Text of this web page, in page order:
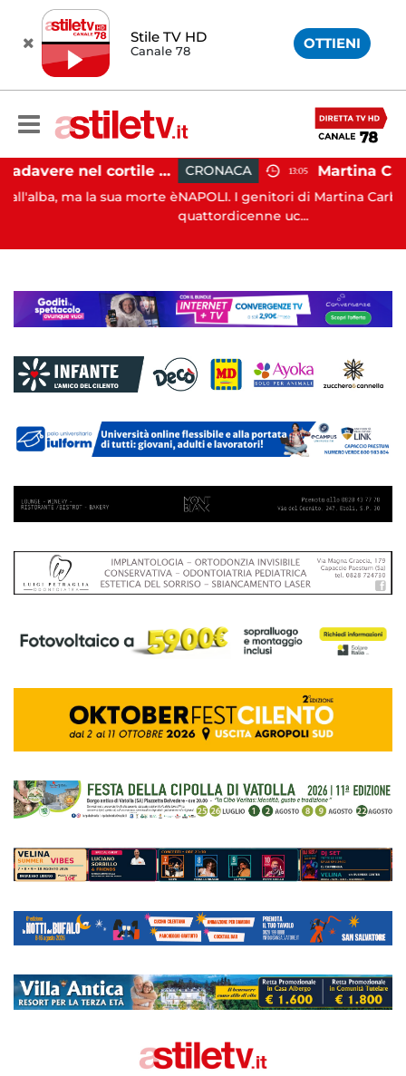
Stile TV HD
Canale 78 OTTIENI
Salerno, cadavere nel cortile di un palazzo: indaga la Polizia
la sua morte è
CRONACA 13:05
NAPOLI. I genitori di Martina Carbonaro, la
quattordicenne uc...